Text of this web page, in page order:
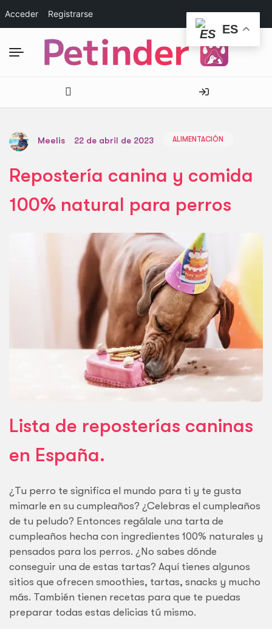
Acceder Registrarse
Meelis 22 de abril de 2023 ALIMENTACIÓN
Repostería canina y comida
100% natural para perros
Lista de reposterías caninas
en España.
¿Tu perro te significa el mundo para ti y te gusta
mimarle en su cumpleaños? ¿Celebras el cumpleaños
de tu peludo? Entonces regálale una tarta de
cumpleaños hecha con ingredientes 100% naturales y
pensados para los perros. ¿No sabes dónde
conseguir una de estas tartas? Aquí tienes algunos
sitios que ofrecen smoothies, tartas, snacks y mucho
más. También tienen recetas para que te puedas
preparar todas estas delicias tú mismo.
ES